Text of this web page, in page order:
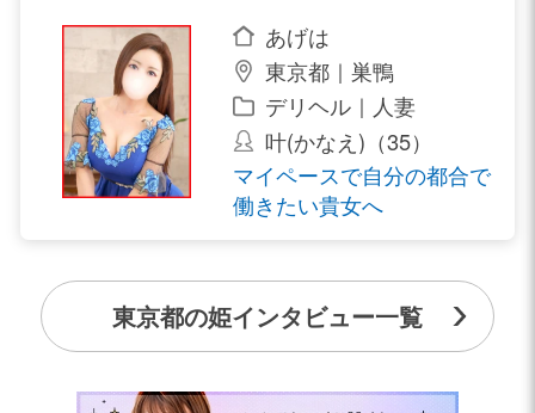
あげは
東京都｜巣鴨
デリヘル｜人妻
叶(かなえ)（35）
マイペースで自分の都合で
働きたい貴女へ
東京都の姫インタビュー一覧